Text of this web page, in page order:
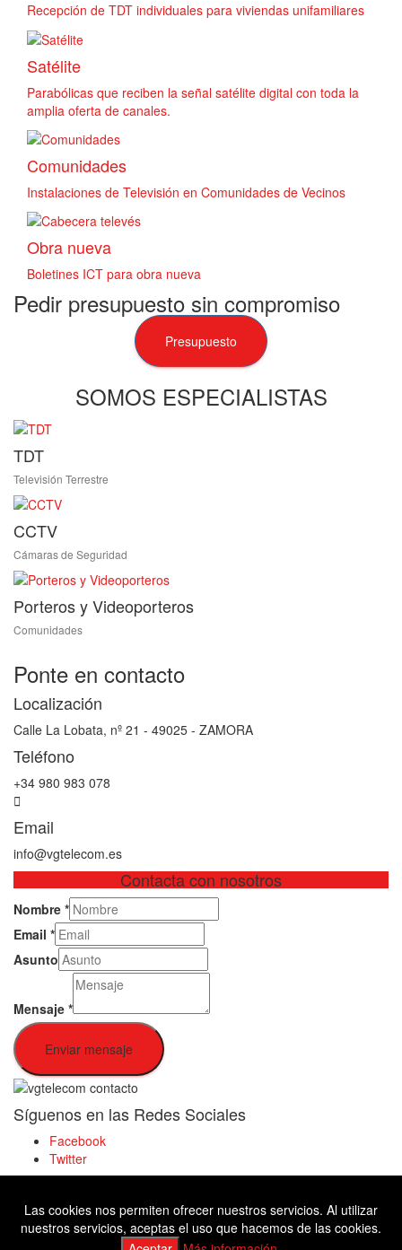
Recepción de TDT individuales para viviendas unifamiliares
Satélite
Parabólicas que reciben la señal satélite digital con toda la
amplia oferta de canales.
Comunidades
Instalaciones de Televisión en Comunidades de Vecinos
Obra nueva
Boletines ICT para obra nueva
Pedir presupuesto sin compromiso
Presupuesto
SOMOS ESPECIALISTAS
TDT
Televisión Terrestre
CCTV
Cámaras de Seguridad
Porteros y Videoporteros
Comunidades
Ponte en contacto
Localización
Calle La Lobata, nº 21 - 49025 - ZAMORA
Teléfono
+34 980 983 078
Email
info@vgtelecom.es
Contacta con nosotros
Nombre *
Email *
Asunto
Mensaje *
Enviar mensaje
Síguenos en las Redes Sociales
Facebook
Twitter
Facebook
Las cookies nos permiten ofrecer nuestros servicios. Al utilizar
nuestros servicios, aceptas el uso que hacemos de las cookies.